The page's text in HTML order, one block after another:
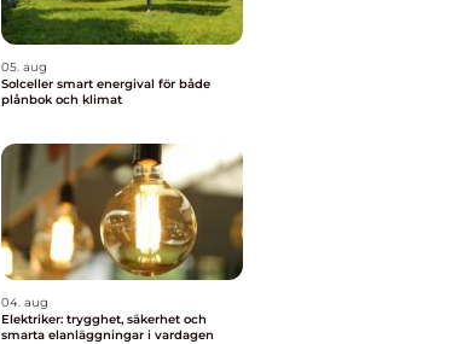
05. aug
Solceller smart energival för både
plånbok och klimat
04. aug
Elektriker: trygghet, säkerhet och
smarta elanläggningar i vardagen